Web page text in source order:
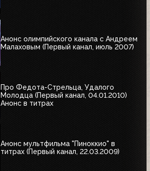
Анонс олимпийского канала с Андреем
Малаховым (Первый канал, июль 2007)
Про Федота-Стрельца, Удалого
Молодца (Первый канал, 04.01.2010)
Анонс в титрах
Анонс мультфильма "Пиноккио" в
титрах (Первый канал, 22.03.2009)